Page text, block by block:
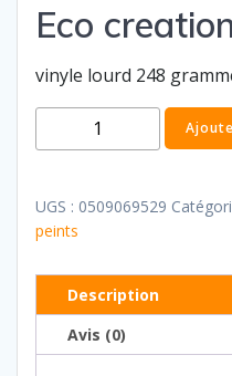
Eco
vinyle lourd 248
quantité
de
creation
56
UGS : 0509069529
peints
Description
Avis (0)